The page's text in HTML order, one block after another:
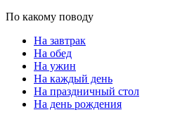
По какому поводу
На завтрак
На обед
На ужин
На каждый день
На праздничный стол
На день рождения